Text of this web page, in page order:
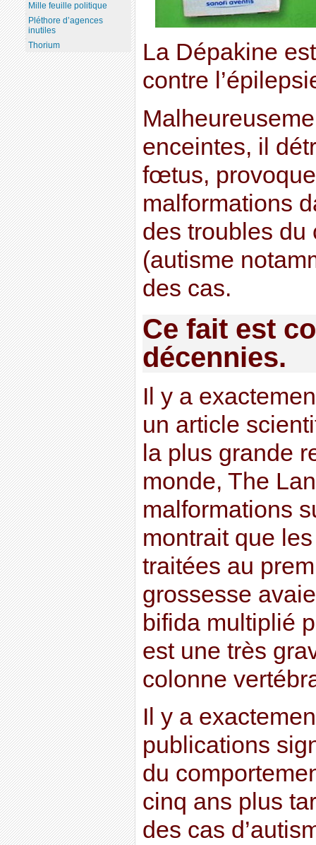
La Dépakine
contre
enceintes, il
fœtus,
malformations
des troubles du
(autisme
des cas.
Ce fait est
décennies.
Il y a
un article
la plus grande
monde, The
malformations
montrait que
traitées au
grossesse
bifida multiplié
est une très
colonne
Il y a
publications
du
cinq ans plus
des cas
Mille feuille politique
Pléthore d’agences
inutiles
Thorium